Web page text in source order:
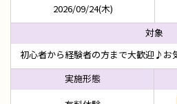
2026/09/24(木)
初心者から経験者の方まで大歓迎♪お